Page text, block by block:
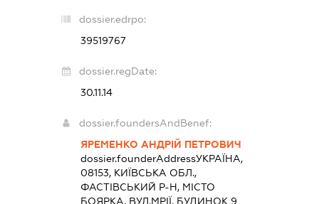
dossier.edrpo:
39519767
dossier.regDate:
30.11.14
dossier.foundersAndBenef:
ЯРЕМЕНКО АНДРІЙ ПЕТРОВИЧ
dossier.founderAddressУКРАЇНА,
08153, КИЇВСЬКА ОБЛ.,
ФАСТІВСЬКИЙ Р-Н, МІСТО
БОЯРКА, ВУЛ.МРІЇ, БУДИНОК 9